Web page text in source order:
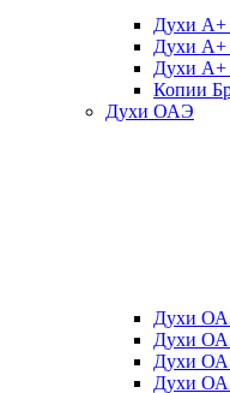
Духи А+
Духи А+
Духи А+
Копии
Духи ОАЭ
Духи
Духи
Духи
Духи